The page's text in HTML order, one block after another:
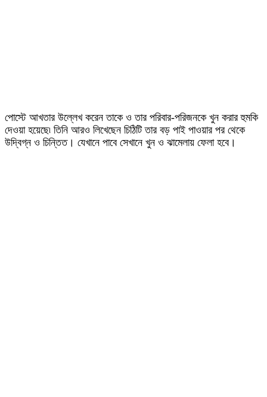
পোস্টে আখতার উল্লেখ করেন তাকে ও তার পরিবার-পরিজনকে খুন করার হুমকি
দেওয়া হয়েছে৷ তিনি আরও লিখেছেন চিঠিটি তার বড় পাই পাওয়ার পর থেকে
উদ্বিগ্ন ও চিন্তিত। যেখানে পাবে সেখানে খুন ও ঝামেলায় ফেলা হবে।